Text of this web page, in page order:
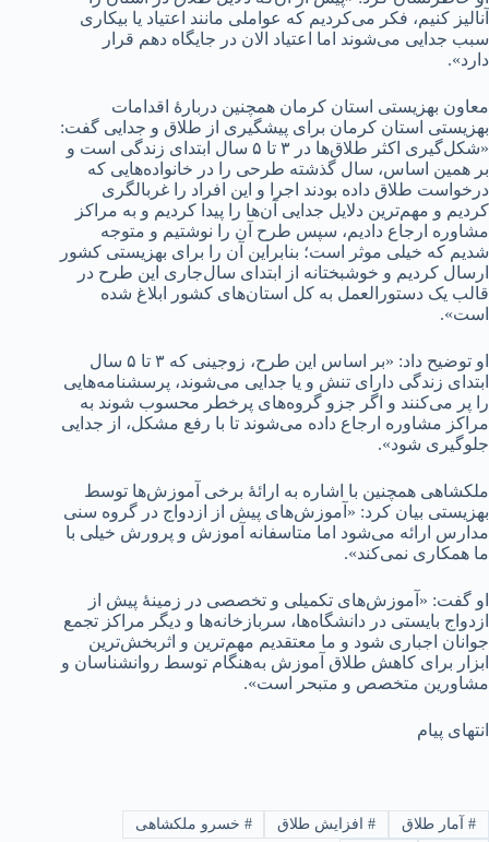
آنالیز کنیم، فکر می‌کردیم که عواملی مانند اعتیاد یا بیکاری
سبب جدایی می‌شوند اما اعتیاد الان در جایگاه دهم قرار
دارد».
معاون بهزیستی استان کرمان همچنین دربارۀ اقدامات
بهزیستی استان کرمان برای پیشگیری از طلاق و جدایی گفت:
«شکل‌گیری اکثر طلاق‌ها در ۳ تا ۵ سال ابتدای زندگی است و
بر همین اساس، سال گذشته طرحی را در خانواده‌هایی که
درخواست طلاق داده بودند اجرا و این افراد را غربالگری
کردیم و مهم‌ترین دلایل جدایی آن‌ها را پیدا کردیم و به مراکز
مشاوره ارجاع دادیم، سپس طرح آن را نوشتیم و متوجه
شدیم که خیلی موثر است؛ بنابراین آن را برای بهزیستی کشور
ارسال کردیم و خوشبختانه از ابتدای سال‌جاری این طرح در
قالب یک دستورالعمل به کل استان‌های کشور ابلاغ شده
است».
او توضیح داد: «بر اساس این طرح، زوجینی که ۳ تا ۵ سال
ابتدای زندگی دارای تنش و یا جدایی می‌شوند، پرسشنامه‌هایی
را پر می‌کنند و اگر جزو گروه‌های پرخطر محسوب شوند به
مراکز مشاوره ارجاع داده می‌شوند تا با رفع مشکل، از جدایی
جلوگیری شود».
ملکشاهی همچنین با اشاره به ارائۀ برخی آموزش‌ها توسط
بهزیستی بیان کرد: «آموزش‌های پیش از ازدواج در گروه سنی
مدارس ارائه می‌شود اما متاسفانه آموزش و پرورش خیلی با
ما همکاری نمی‌کند».
او گفت: «آموزش‌های تکمیلی و تخصصى در زمینۀ پیش از
ازدواج بایستی در دانشگاه‌ها، سربازخانه‌ها و دیگر مراکز تجمع
جوانان اجباری شود و ما معتقدیم مهم‌ترین و اثربخش‌ترین
ابزار برای کاهش طلاق آموزش به‌هنگام توسط روانشناسان و
مشاورین متخصص و متبحر است».
انتهای پیام
#آمار طلاق #افزایش طلاق # خسرو ملکشاهی